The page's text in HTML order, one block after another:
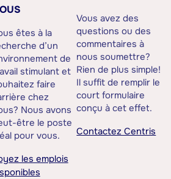
êtes à la
d’un
de
stimulant et
faire
chez
Nous avons
être le poste
pour vous.
les emplois
Vous avez des
questions ou des
commentaires à
nous soumettre?
Rien de plus simple!
Il suffit de remplir le
court formulaire
conçu à cet effet.
Contactez Centris